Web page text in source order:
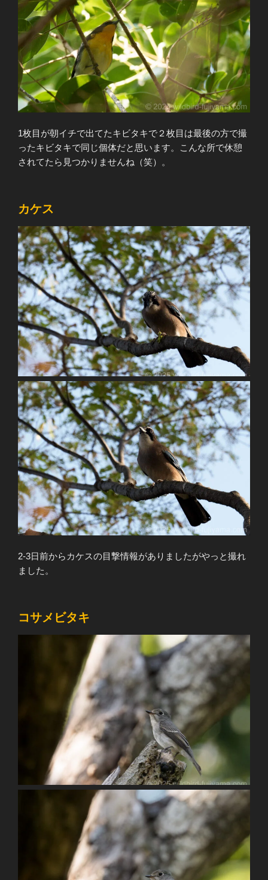
1枚目が朝イチで出てたキビタキで２枚目は最後の方で撮
ったキビタキで同じ個体だと思います。こんな所で休憩
されてたら見つかりませんね（笑）。
カケス
2-3日前からカケスの目撃情報がありましたがやっと撮れ
ました。
コサメビタキ